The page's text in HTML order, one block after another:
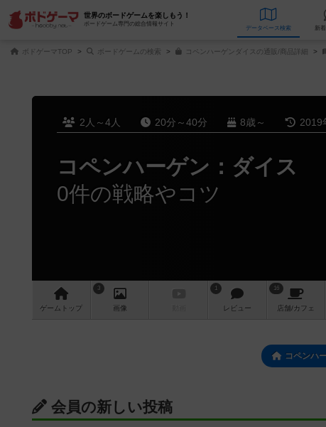
世界のボードゲームを楽しもう！
ボードゲーム専門の総合情報サイト
データベース 検索
ボドゲーマTOP ボードゲームの検索 コペンハーゲンダイスの通販/商品詳細
2人～4人 20分～40分 8歳～ 2019
コペンハーゲン：ダイス
0件の戦略やコツ
ゲーム トップ
3
画像
1
レビュー
16
店舗/カフェ
コペンハ
会員の新しい投稿